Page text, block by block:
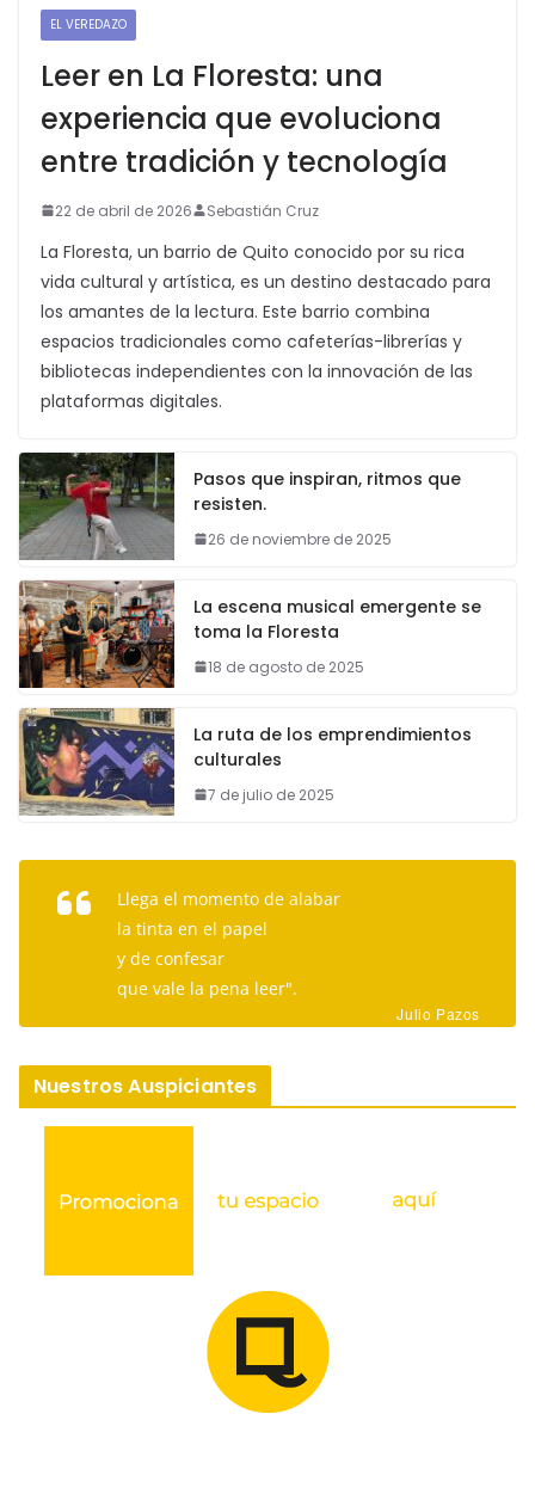
EL VEREDAZO
Leer en La Floresta: una
experiencia que evoluciona
entre tradición y tecnología
22 de abril de 2026 Sebastián Cruz
La Floresta, un barrio de Quito conocido por su rica
vida cultural y artística, es un destino destacado para
los amantes de la lectura. Este barrio combina
espacios tradicionales como cafeterías-librerías y
bibliotecas independientes con la innovación de las
plataformas digitales.
Pasos que inspiran, ritmos que
resisten.
26 de noviembre de 2025
La escena musical emergente se
toma la Floresta
18 de agosto de 2025
La ruta de los emprendimientos
culturales
7 de julio de 2025
Llega el momento de alabar
la tinta en el papel
y de confesar
que vale la pena leer".
Julio Pazos
Nuestros Auspiciantes